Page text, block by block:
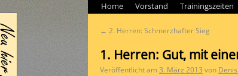
Home Vorstand Trainingszeiten
← 2. Herren: Schmerzhafter Sieg
1. Herren: Gut, mit
Veröffentlicht am 3. März 2013 von